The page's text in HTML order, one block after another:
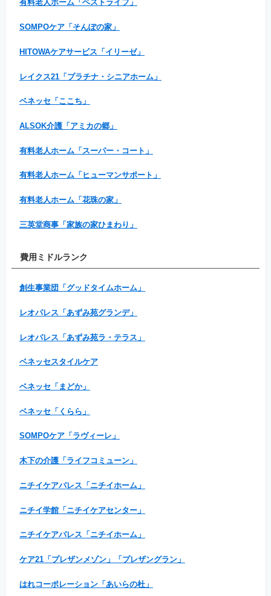
有料老人ホーム「ベストライフ」
SOMPOケア「そんぽの家」
HITOWAケアサービス「イリーゼ」
レイクス21「プラチナ・シニアホーム」
ベネッセ「ここち」
ALSOK介護「アミカの郷」
有料老人ホーム「スーパー・コート」
有料老人ホーム「ヒューマンサポート」
有料老人ホーム「花珠の家」
三英堂商事「家族の家ひまわり」
費用ミドルランク
創生事業団「グッドタイムホーム」
レオパレス「あずみ苑グランデ」
レオパレス「あずみ苑ラ・テラス」
ベネッセスタイルケア
ベネッセ「まどか」
ベネッセ「くらら」
SOMPOケア「ラヴィーレ」
木下の介護「ライフコミューン」
ニチイケアパレス「ニチイホーム」
ニチイ学館「ニチイケアセンター」
ニチイケアパレス「ニチイホーム」
ケア21「プレザンメゾン」「プレザングラン」
はれコーポレーション「あいらの杜」